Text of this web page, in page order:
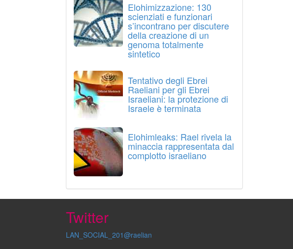
Elohimizzazione: 130
scienziati e funzionari
s’incontrano per discutere
della creazione di un
genoma totalmente
sintetico
Tentativo degli Ebrei
Raeliani per gli Ebrei
Israeliani: la protezione di
Israele è terminata
Elohimleaks: Rael rivela la
minaccia rappresentata dal
complotto israeliano
Twitter
LAN_SOCIAL_201@raelian